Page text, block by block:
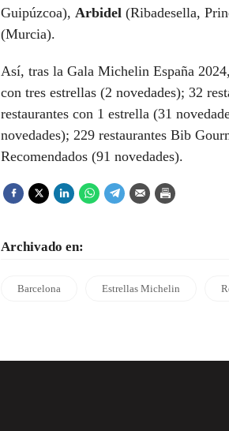
Guipúzcoa), Arbidel (Ribadesella,
(Murcia).
Así, tras la Gala Michelin España
con tres estrellas (2 novedades); 32
restaurantes con 1 estrella (31
novedades); 229 restaurantes Bib
Recomendados (91 novedades).
Archivado en:
Barcelona Estrellas Michelin